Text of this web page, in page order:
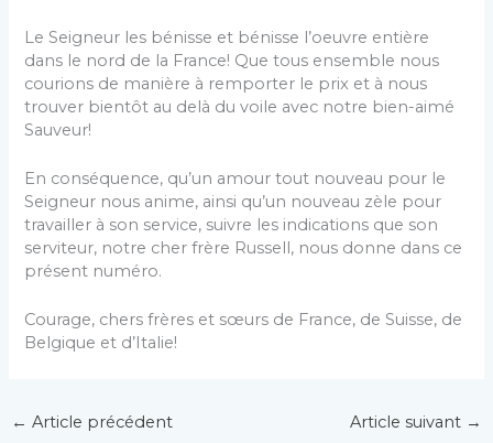
Le Seigneur les bénisse et bénisse l’oeuvre entière
dans le nord de la France! Que tous ensemble nous
courions de manière à remporter le prix et à nous
trouver bientôt au delà du voile avec notre bien-aimé
Sauveur!
En conséquence, qu’un amour tout nouveau pour le
Seigneur nous anime, ainsi qu’un nouveau zèle pour
travailler à son service, suivre les indications que son
serviteur, notre cher frère Russell, nous donne dans ce
présent numéro.
Courage, chers frères et sœurs de France, de Suisse, de
Belgique et d’Italie!
← Article précédent Article suivant →